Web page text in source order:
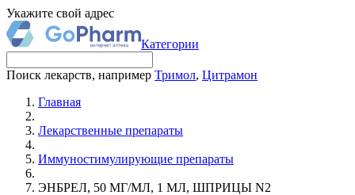
Укажите свой адрес
Категории
Поиск лекарств, например Тримол, Цитрамон
Главная
Лекарственные препараты
Иммуностимулирующие препараты
ЭНБРЕЛ, 50 МГ/МЛ, 1 МЛ, ШПРИЦЫ N2